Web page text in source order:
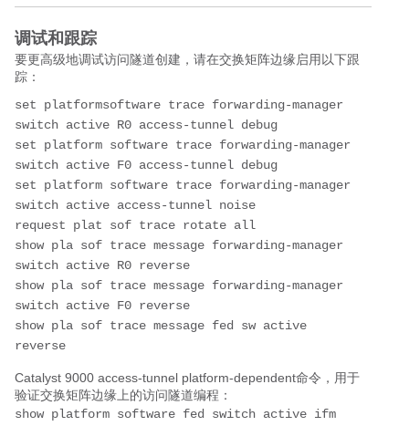
调试和跟踪
要更高级地调试访问隧道创建，请在交换矩阵边缘启用以下跟
踪：
set platformsoftware trace forwarding-manager
switch active R0 access-tunnel debug
set platform software trace forwarding-manager
switch active F0 access-tunnel debug
set platform software trace forwarding-manager
switch active access-tunnel noise
request plat sof trace rotate all
show pla sof trace message forwarding-manager
switch active R0 reverse
show pla sof trace message forwarding-manager
switch active F0 reverse
show pla sof trace message fed sw active
reverse
Catalyst 9000 access-tunnel platform-dependent命令，用于
验证交换矩阵边缘上的访问隧道编程：
show platform software fed switch active ifm